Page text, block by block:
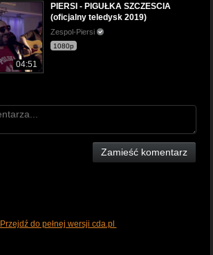
04:51
PIERSI - PIGUŁKA SZCZESCIA
(oficjalny teledysk 2019)
Zespol-Piersi
1080p
Zamieść komentarz
Przejdź do pełnej wersji cda.pl